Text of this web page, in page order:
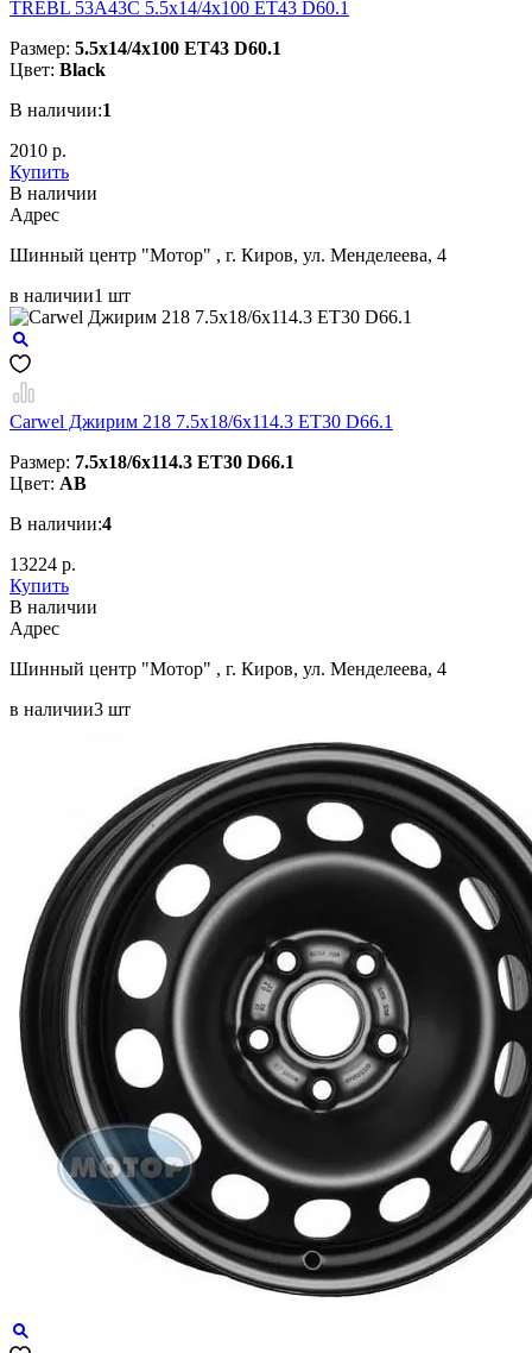
TREBL 53A43C 5.5x14/4x100 ET43 D60.1
Размер: 5.5x14/4x100 ET43 D60.1
Цвет: Black
В наличии:1
2010 р.
Купить
В наличии
Aдрес
Шинный центр "Мотор" , г. Киров, ул. Менделеева, 4
в наличии1 шт
Carwel Джирим 218 7.5x18/6x114.3 ET30 D66.1
Размер: 7.5x18/6x114.3 ET30 D66.1
Цвет: AB
В наличии:4
13224 р.
Купить
В наличии
Aдрес
Шинный центр "Мотор" , г. Киров, ул. Менделеева, 4
в наличии3 шт